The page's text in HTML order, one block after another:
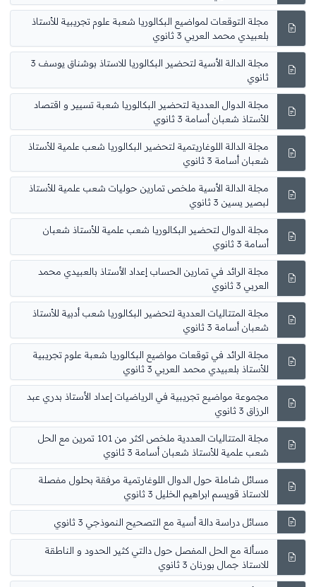
مجلة التوقعات لمواضيع البكالوريا شعبة علوم تجريبية للأستاذ
بلعبيدي محمد العربي 3 ثانوي
مجلة الدالة الأسية لتحضير البكالوريا للاستاذ بوشناق يوسف 3
ثانوي
مجلة الدوال العددية لتحضير البكالوريا شعبة تسيير و اقتصاد
للأستاذ شعبان أسامة 3 ثانوي
مجلة الدالة اللوغاريتمية لتحضير البكالوريا شعب علمية للأستاذ
شعبان أسامة 3 ثانوي
مجلة الدالة الأسية ملخص تمارين حوليات شعب علمية للأستاذ
لبصير يسين 3 ثانوي
مجلة الدوال لتحضير البكالوريا شعب علمية للأستاذ شعبان
أسامة 3 ثانوي
مجلة الرائد في تمارين الحساب إعداد الأستاذ بالعبيدي محمد
العربي 3 ثانوي
مجلة المتتاليات العددية لتحضير البكالوريا شعب أدبية للأستاذ
شعبان أسامة 3 ثانوي
مجلة الرائد في توقعات مواضيع البكالوريا شعبة علوم تجريبية
للأستاذ بلعبيدي محمد العربي 3 ثانوي
مجموعة مواضيع تجريبية في الرياضيات إعداد الأستاذ بدري عبد
الرزاق 3 ثانوي
مجلة المتتاليات العددية ملخص اكثر من 101 تمرين مع الحل
شعب علمية للأستاذ شعبان أسامة 3 ثانوي
مسائل شاملة حول الدوال اللوغارتمية مرفقة بحلول مفصلة
للاستاذ قويسم ابراهيم الخليل 3 ثانوي
مسائل دراسة دالة أسية مع التصحيح النموذجي 3 ثانوي
مسألة مع الحل المفصل حول دالتي كثير الحدود و الناطقة
للاستاذ جمال بورنان 3 ثانوي